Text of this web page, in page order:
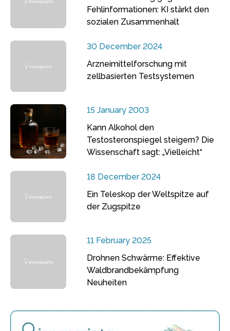
Fehlinformationen: KI stärkt den
sozialen Zusammenhalt
30 December 2024
Arzneimittelforschung mit
zellbasierten Testsystemen
15 January 2003
Kann Alkohol den
Testosteronspiegel steigern? Die
Wissenschaft sagt: „Vielleicht“
18 December 2024
Ein Teleskop der Weltspitze auf
der Zugspitze
11 February 2025
Drohnen Schwärme: Effektive
Waldbrandbekämpfung
Neuheiten